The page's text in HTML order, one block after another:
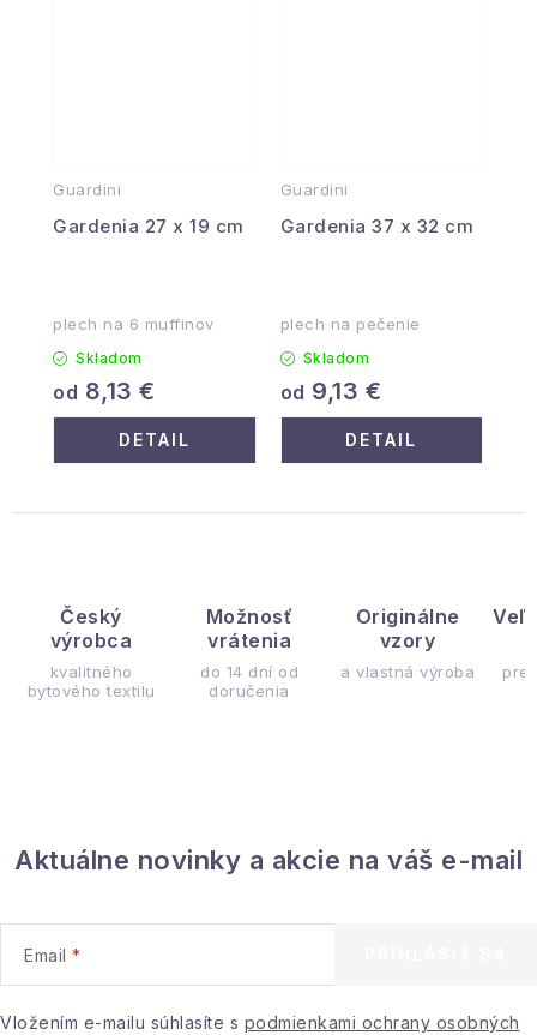
Český
výrobca
kvalitného
bytového textilu
Možnosť
vrátenia
do 14 dní od
doručenia
Originálne
vzory
a vlastná výroba pre
Guardini
Gardenia 27 x 19 cm
plech na 6 muffinov
Skladom
od 8,13 €
DETAIL
Guardini
Gardenia 37 x 32 cm
plech na pečenie
Skladom
od 9,13 €
DETAIL
Aktuálne novinky a akcie na váš e-mail
Email
Vložením e-mailu súhlasíte s podmienkami ochrany osobných